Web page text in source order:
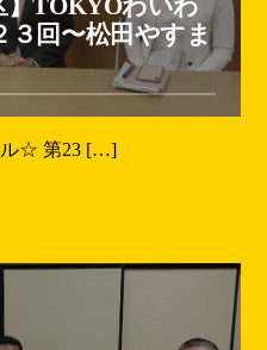
回〜松田やすま
ル☆ 第23 […]